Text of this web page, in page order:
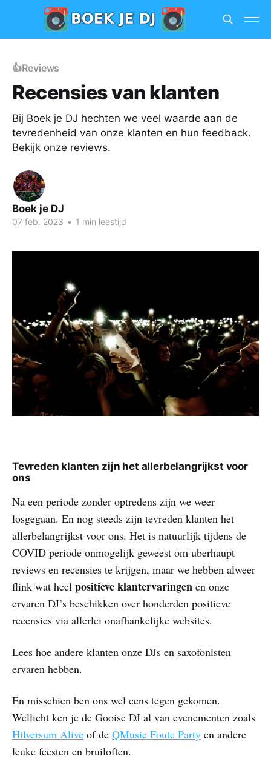
👍Reviews
Recensies van klanten
Bij Boek je DJ hechten we veel waarde aan de
tevredenheid van onze klanten en hun feedback.
Bekijk onze reviews.
Boek je DJ
07 feb. 2023 • 1 min leestijd
Tevreden klanten zijn het allerbelangrijkst voor
ons
Na een periode zonder optredens zijn we weer
losgegaan. En nog steeds zijn tevreden klanten het
allerbelangrijkst voor ons. Het is natuurlijk tijdens de
COVID periode onmogelijk geweest om uberhaupt
reviews en recensies te krijgen, maar we hebben alweer
flink wat heel positieve klantervaringen en onze
ervaren DJ’s beschikken over honderden positieve
recensies via allerlei onafhankelijke websites.
Lees hoe andere klanten onze DJs en saxofonisten
ervaren hebben.
En misschien ben ons wel eens tegen gekomen.
Wellicht ken je de Gooise DJ al van evenementen zoals
Hilversum Alive of de QMusic Foute Party en andere
leuke feesten en bruiloften.